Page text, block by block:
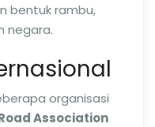
bentuk rambu,
negara.
organisasi
Association